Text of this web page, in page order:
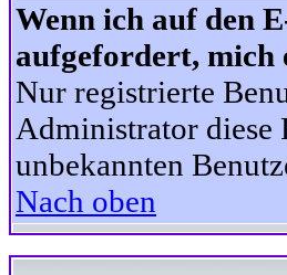
Wenn ich auf den
aufgefordert, mich
Nur registrierte
Administrator diese
unbekannten
Nach oben